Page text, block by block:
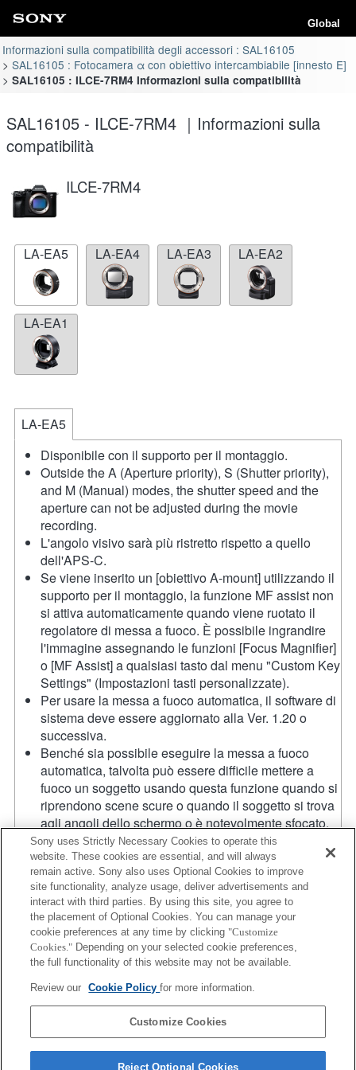
Global
Informazioni sulla compatibilità degli accessori : SAL16105
SAL16105 : Fotocamera α con obiettivo intercambiabile [innesto E]
SAL16105 : ILCE-7RM4 Informazioni sulla compatibilità
SAL16105 - ILCE-7RM4 ｜Informazioni sulla
compatibilità
ILCE-7RM4
LA-EA5 LA-EA4 LA-EA3 LA-EA2
LA-EA1
LA-EA5
Disponibile con il supporto per il montaggio.
Outside the A (Aperture priority), S (Shutter priority),
and M (Manual) modes, the shutter speed and the
aperture can not be adjusted during the movie
recording.
L'angolo visivo sarà più ristretto rispetto a quello
dell'APS-C.
Se viene inserito un [obiettivo A-mount] utilizzando il
supporto per il montaggio, la funzione MF assist non
si attiva automaticamente quando viene ruotato il
regolatore di messa a fuoco. È possibile ingrandire
l'immagine assegnando le funzioni [Focus Magnifier]
o [MF Assist] a qualsiasi tasto dal menu "Custom Key
Settings" (Impostazioni tasti personalizzate).
Per usare la messa a fuoco automatica, il software di
sistema deve essere aggiornato alla Ver. 1.20 o
successiva.
Benché sia possibile eseguire la messa a fuoco
automatica, talvolta può essere difficile mettere a
fuoco un soggetto usando questa funzione quando si
riprendono scene scure o quando il soggetto si trova
agli angoli dello schermo o è notevolmente sfocato.
Quando si esegue la ripresa continua in modalità
Hi+, Hi o Mid con la modalità di messa a fuoco
impostata su AF-C, la messa a fuoco non insegue il
soggetto. Per abilitare l'inseguimento AF impostando
la ripresa continua in modalità Hi+, Hi o Mid, il
software di sistema deve essere aggiornato alla Ver.
1.20 o successiva.
Quando si esegue la ripresa continua in modalità
Hi+, Hi o Mid con la modalità di messa a fuoco
impostata su AF-C, la velocità della ripresa continua
può essere inferiore.
Sony uses Strictly Necessary Cookies to operate this
website. These cookies are essential, and will always
remain active. Sony also uses Optional Cookies to improve
site functionality, analyze usage, deliver advertisements and
interact with third parties. By using this site, you agree to
the placement of Optional Cookies. You can manage your
cookie preferences at any time by clicking "Customize
Cookies." Depending on your selected cookie preferences,
the full functionality of this website may not be available.
Review our Cookie Policyfor more information.
Customize Cookies
Reject Optional Cookies